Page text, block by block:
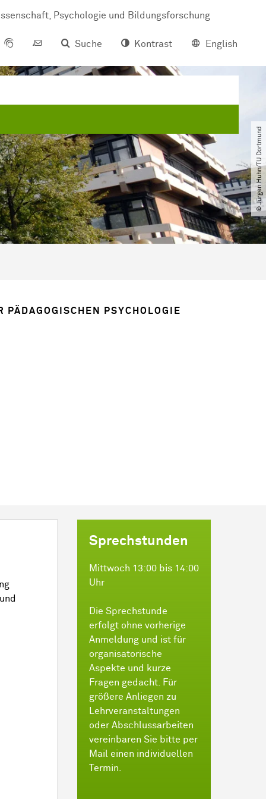
Psy­cho­lo­gie und Bil­dungs­for­schung
Suche
Kontrast English
© Jürgen Huhn​/​TU Dortmund
PSY­CHO­LO­GIE
Sprechstunden
Mittwoch 13:00 bis 14:00
Uhr
Die Sprechstunde
erfolgt ohne vorherige
Anmeldung und ist für
organisatorische
Aspekte und kurze
Fragen gedacht. Für
größere Anliegen zu
Lehrveranstaltungen
oder Abschlussarbeiten
vereinbaren Sie bitte per
Mail einen individuellen
Termin.